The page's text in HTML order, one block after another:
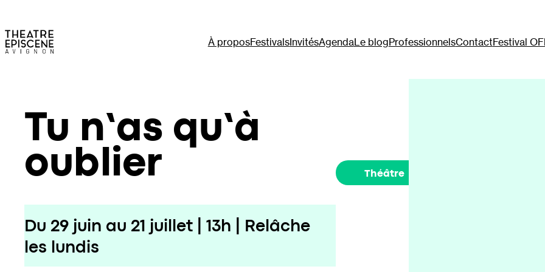
contenu
À proposFestivalsInvitésAgendaLe blogProfessionnelsContactFestival
Tu n’as qu’à
oublier
Du 29 juin au 21 juillet | 13h | Relâche
les lundis
Théâtre